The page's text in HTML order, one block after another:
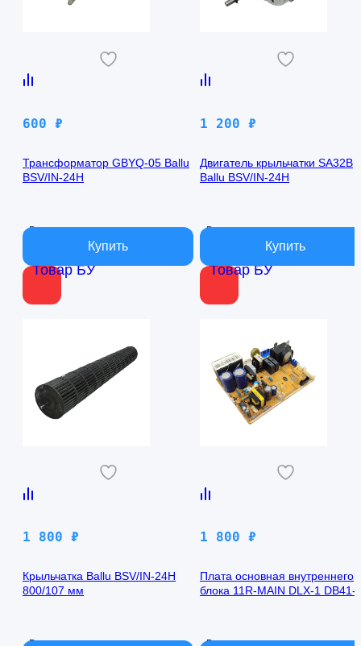
Товар БУ
600 ₽
Трансформатор GBYQ-05 Ballu
BSV/IN-24H
В наличии
Товар БУ
1 200 ₽
Двигатель крыльчатки SA32B
Ballu BSV/IN-24H
В наличии
1 800 ₽
Крыльчатка Ballu BSV/IN-24H
800/107 мм
В наличии
1 800 ₽
Плата основная внутреннего
блока 11R-MAIN DLX-1 DB41-
В наличии